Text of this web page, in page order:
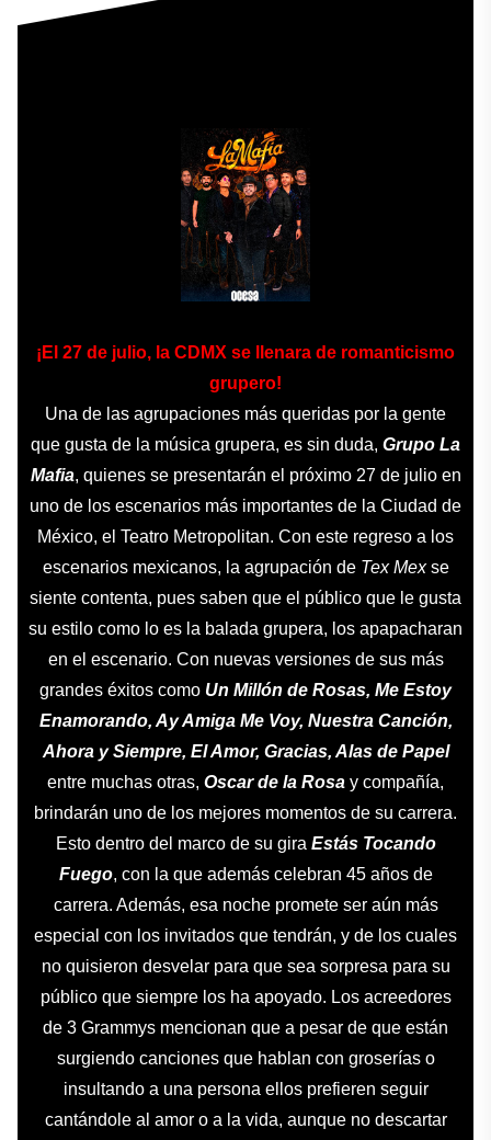
¡El 27 de julio, la CDMX se llenara de romanticismo
grupero!
Una de las agrupaciones más queridas por la gente
que gusta de la música grupera, es sin duda, Grupo La
Mafia, quienes se presentarán el próximo 27 de julio en
uno de los escenarios más importantes de la Ciudad de
México, el Teatro Metropolitan. Con este regreso a los
escenarios mexicanos, la agrupación de Tex Mexse
siente contenta, pues saben que el público que le gusta
su estilo como lo es la balada grupera, los apapacharan
en el escenario. Con nuevas versiones de sus más
grandes éxitos como Un Millón de Rosas, Me Estoy
Enamorando, Ay Amiga Me Voy, Nuestra Canción,
Ahora y Siempre, El Amor, Gracias, Alas de Papel
entre muchas otras, Oscar de la Rosa y compañía,
brindarán uno de los mejores momentos de su carrera.
Esto dentro del marco de su gira Estás Tocando
Fuego, con la que además celebran 45 años de
carrera. Además, esa noche promete ser aún más
especial con los invitados que tendrán, y de los cuales
no quisieron desvelar para que sea sorpresa para su
público que siempre los ha apoyado. Los acreedores
de 3 Grammys mencionan que a pesar de que están
surgiendo canciones que hablan con groserías o
insultando a una persona ellos prefieren seguir
cantándole al amor o a la vida, aunque no descartar